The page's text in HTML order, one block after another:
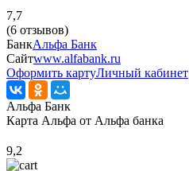
7,7
(6 отзывов)
БанкАльфа Банк
Сайтwww.alfabank.ru
Оформить картуЛичный кабинет
Альфа Банк
Карта Альфа от Альфа банка
9,2